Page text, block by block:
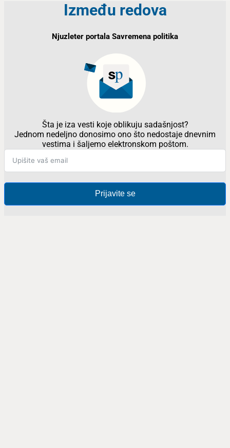
Između redova
Njuzleter portala Savremena politika
Šta je iza vesti koje oblikuju sadašnjost?
Jednom nedeljno donosimo ono što nedostaje dnevnim
vestima i šaljemo elektronskom poštom.
Prijavite se